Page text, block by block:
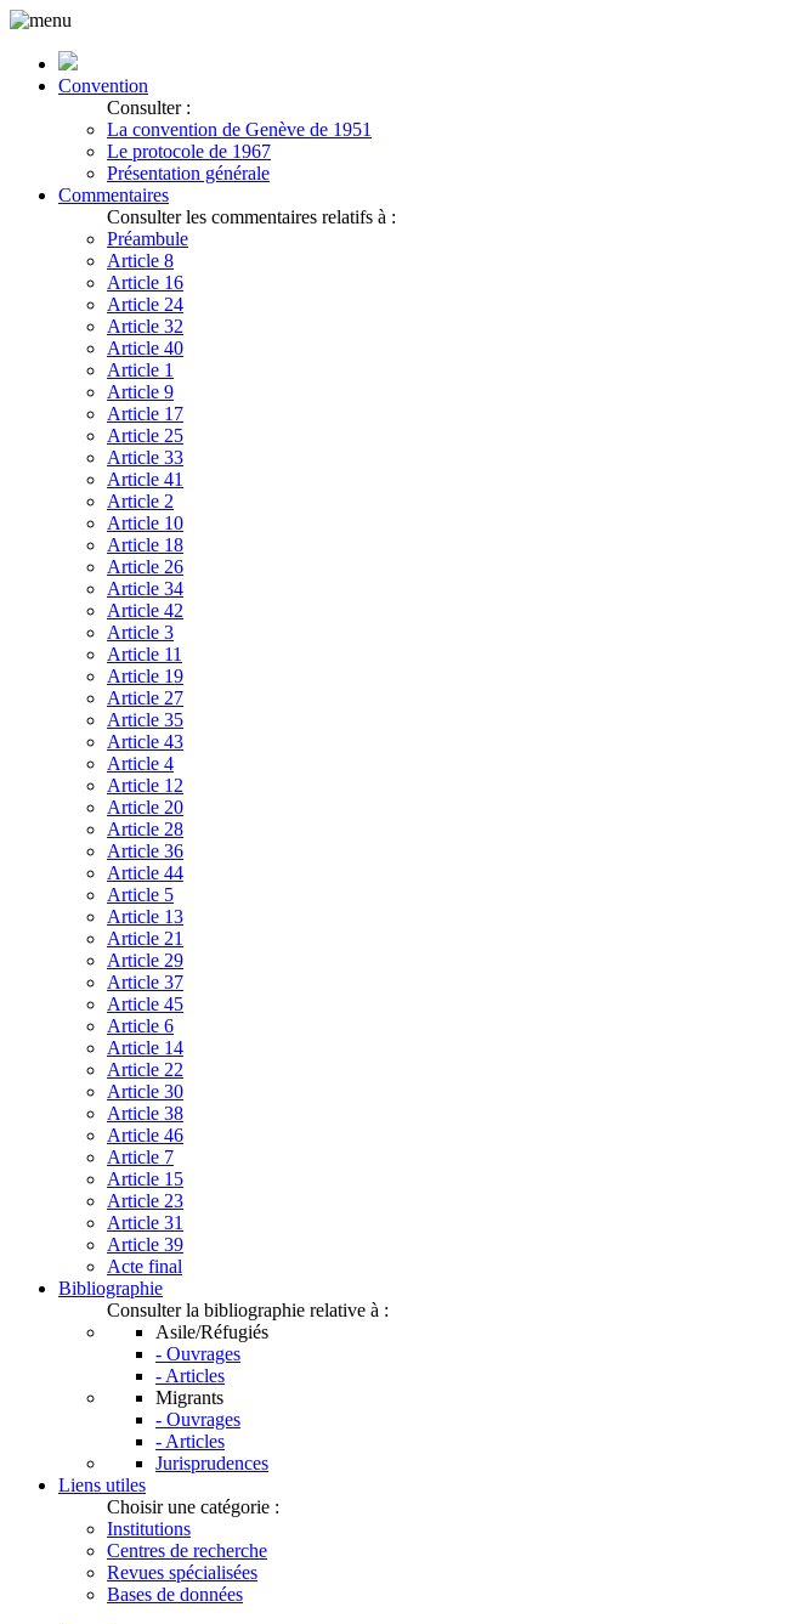
Convention
Consulter :
La convention de Genève de 1951
Le protocole de 1967
Présentation générale
Commentaires
Consulter les commentaires relatifs à :
Préambule
Article 8
Article 16
Article 24
Article 32
Article 40
Article 1
Article 9
Article 17
Article 25
Article 33
Article 41
Article 2
Article 10
Article 18
Article 26
Article 34
Article 42
Article 3
Article 11
Article 19
Article 27
Article 35
Article 43
Article 4
Article 12
Article 20
Article 28
Article 36
Article 44
Article 5
Article 13
Article 21
Article 29
Article 37
Article 45
Article 6
Article 14
Article 22
Article 30
Article 38
Article 46
Article 7
Article 15
Article 23
Article 31
Article 39
Acte final
Bibliographie
Consulter la bibliographie relative à :
Asile/Réfugiés
- Ouvrages
- Articles
Migrants
- Ouvrages
- Articles
Jurisprudences
Liens utiles
Choisir une catégorie :
Institutions
Centres de recherche
Revues spécialisées
Bases de données